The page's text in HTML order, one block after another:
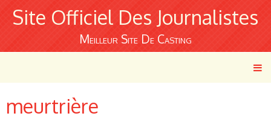
Site Officiel Des Journalistes
Meilleur Site De Casting
meurtrière